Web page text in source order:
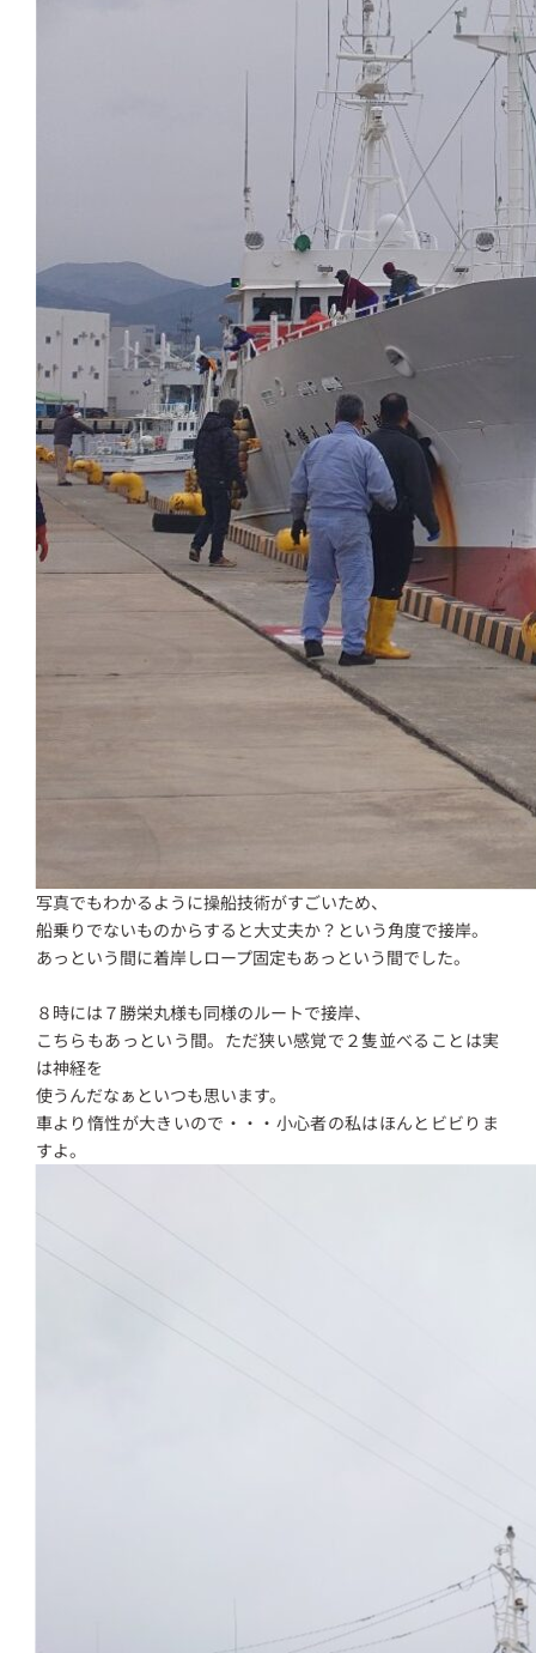
写真でもわかるように操船技術がすごいため、
船乗りでないものからすると大丈夫か？という角度で接岸。
あっという間に着岸しロープ固定もあっという間でした。
８時には７勝栄丸様も同様のルートで接岸、
こちらもあっという間。ただ狭い感覚で２隻並べることは実
は神経を
使うんだなぁといつも思います。
車より惰性が大きいので・・・小心者の私はほんとビビりま
すよ。